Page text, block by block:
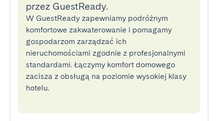
przez GuestReady.
W GuestReady zapewniamy podróżnym
komfortowe zakwaterowanie i pomagamy
gospodarzom zarządzać ich
nieruchomościami zgodnie z profesjonalnymi
standardami. Łączymy komfort domowego
zacisza z obsługą na poziomie wysokiej klasy
hotelu.